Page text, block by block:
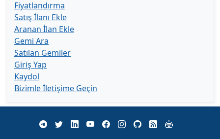
Fiyatlandırma
Satış İlanı Ekle
Aranan İlan Ekle
Gemi Ara
Satılan Gemiler
Giriş Yap
Kaydol
Bizimle İletişime Geçin